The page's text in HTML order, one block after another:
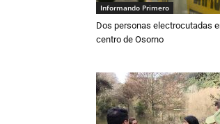
Informando Primero
Dos personas electrocutadas
centro de Osorno